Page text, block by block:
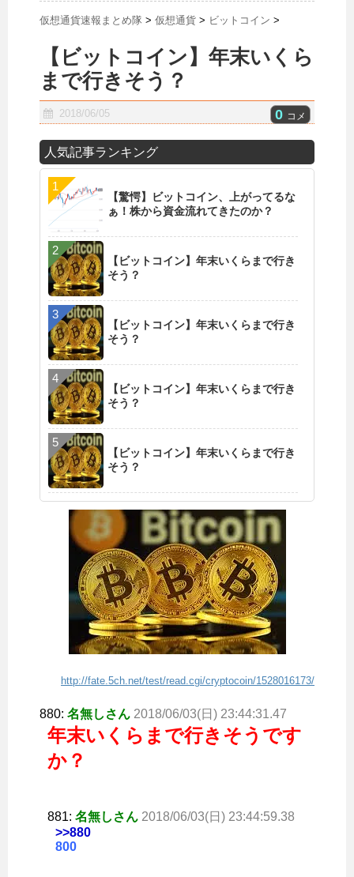
仮想通貨速報まとめ隊 > 仮想通貨 > ビットコイン >
【ビットコイン】年末いくら
まで行きそう？
2018/06/05 0 コメ
人気記事ランキング
【驚愕】ビットコイン、上がってるな
ぁ！株から資金流れてきたのか？
【ビットコイン】年末いくらまで行き
そう？
【ビットコイン】年末いくらまで行き
そう？
【ビットコイン】年末いくらまで行き
そう？
【ビットコイン】年末いくらまで行き
そう？
http://fate.5ch.net/test/read.cgi/cryptocoin/1528016173/
880: 名無しさん 2018/06/03(日) 23:44:31.47
年末いくらまで行きそうです
か？
881: 名無しさん 2018/06/03(日) 23:44:59.38
>>880
800